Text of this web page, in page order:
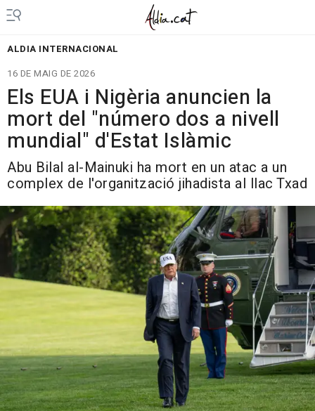
ALDIA INTERNACIONAL
16 DE MAIG DE 2026
Els EUA i Nigèria anuncien la
mort del "número dos a nivell
mundial" d'Estat Islàmic
Abu Bilal al-Mainuki ha mort en un atac a un
complex de l'organització jihadista al llac Txad